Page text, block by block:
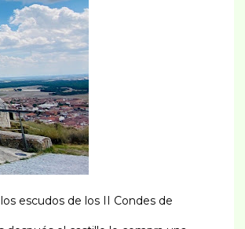
escudos de los II Condes de